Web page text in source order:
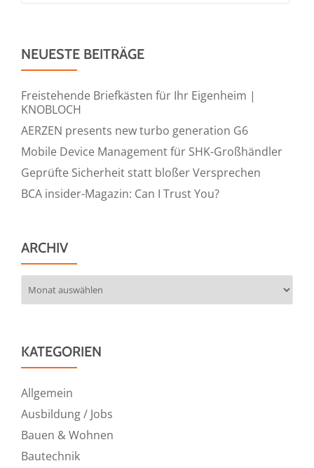
NEUESTE BEITRÄGE
Freistehende Briefkästen für Ihr Eigenheim |
KNOBLOCH
AERZEN presents new turbo generation G6
Mobile Device Management für SHK-Großhändler
Geprüfte Sicherheit statt bloßer Versprechen
BCA insider-Magazin: Can I Trust You?
ARCHIV
KATEGORIEN
Allgemein
Ausbildung / Jobs
Bauen & Wohnen
Bautechnik